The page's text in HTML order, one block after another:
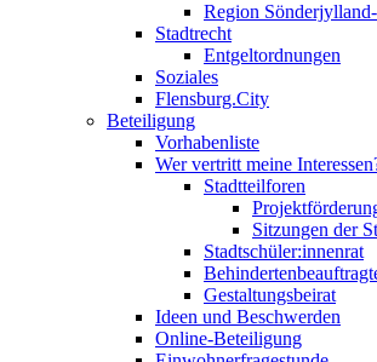
Region
Stadtrecht
Entgeltordnungen
Soziales
Flensburg.City
Beteiligung
Vorhabenliste
Wer vertritt meine
Stadtteilforen
Sitzungen der
Stadtschüler:innenrat
Gestaltungsbeirat
Ideen und Beschwerden
Online-Beteiligung